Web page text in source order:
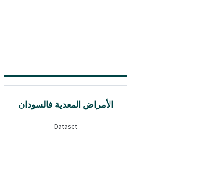
الأمراض المعدية فالسودان
Dataset